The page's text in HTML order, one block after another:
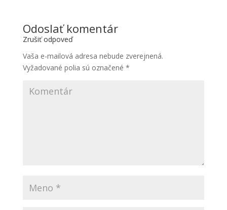
Odoslať komentár
Zrušiť odpoveď
Vaša e-mailová adresa nebude zverejnená.
Vyžadované polia sú označené *